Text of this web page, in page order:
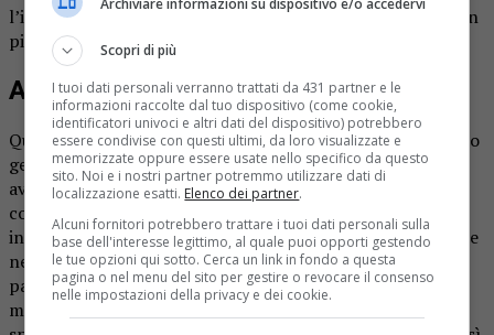
l’intervento del carro attrezzi per rimuovere il mezzo, non
più marciante.
Animali selvatici
Questa non è la prima volta che si verificano fatti di questo
genere. Gli animali selvatici ormai da qualche tempo si
avvicinano sempre più ai centri abitati e alle vie di
comunicazione diventando spesso anche vittime di
incidente. Occorre dunque prestare particolare attenzione
nel momento in cui si percorre strade di notte, in
particolare nelle ore notturne e in particolari condizioni
meteo. Il rischio di incontrare animali selvatici che
Archiviare informazioni su dispositivo e/o accedervi
Scopri di più
I tuoi dati personali verranno trattati da 431 partner e le
informazioni raccolte dal tuo dispositivo (come cookie,
identificatori univoci e altri dati del dispositivo) potrebbero
essere condivise con questi ultimi, da loro visualizzate e
memorizzate oppure essere usate nello specifico da questo
sito. Noi e i nostri partner potremmo utilizzare dati di
localizzazione esatti. Elenco dei partner.
Alcuni fornitori potrebbero trattare i tuoi dati personali sulla
base dell'interesse legittimo, al quale puoi opporti gestendo
le tue opzioni qui sotto. Cerca un link in fondo a questa
pagina o nel menu del sito per gestire o revocare il consenso
nelle impostazioni della privacy e dei cookie.